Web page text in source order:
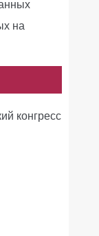
на
конгресс